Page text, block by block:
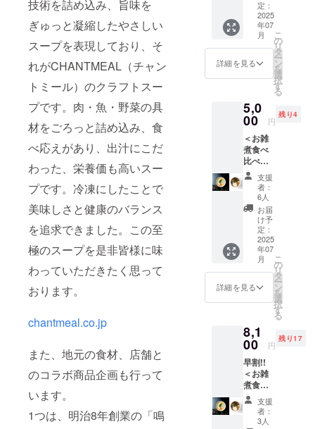
技術を詰め込み、旨味を
ぎゅっと凝縮したやさしい
スープを表現しており、そ
れがCHANTMEAL（チャン
トミール）のクラフトスー
プです。肉・魚・野菜の具
材をごろっと詰め込み、食
べ応えがあり、出汁にこだ
わった、栄養価も高いスー
プです。冷凍にしたことで
美味しさと健康のバランス
を追求できました。この至
極のスープを是非皆様に味
わっていただきたく思って
おります。
chantmeal.co.jp
また、地元の食材、店舗と
のコラボ商品企画も行って
います。
1つは、明治8年創業の「鳴
さい
チュー
＜クラ
フト
スープB
＞ ・10
種野菜
の和風
アクア
ア ・魚
介のブ
イヤ
ベース
・8種野
菜のラ
タトュ
イユ ＜
クラフ
トスー
プC＞
・10種
生姜の
彩り椀
カレー
煮込み
・鶏団
子とニ
ラのス
タミナ
なべ ・
山椒香
る牛と
ます。
（例：A
コース2
個、A
コー
ス・B
ラフト
スープA
＞ ・10
種野菜
と生姜
の彩り
椀 ・焼
鮭と白
菜のク
リーム
煮 ・ク
レーム
ドゥ
シャン
ピニオ
ン ・チ
キンフ
シ
チュー
＜クラ
フト
スープB
＞ ・10
種野菜
と生姜
の彩り
コース4
個×2）
のクラ
フト
スープ
のセッ
ト（A・
から2
コース
お選び
下さ
い。 備
考欄に
A・B・
Cのどれ
かを入
力願い
ます。
（例：A
コース2
個、A
コー
ス・B
コース
スープA
＞ ・10
種野菜
と生姜
の彩り
椀 ・焼
鮭と白
菜のク
リーム
定：
2025
年07
月
詳細を見る
こ
の
リ
タ
ー
ン
を
選
択
す
る
5,0
00 円
残り4
＜お雑
煮食べ
比べ
セット4
個（各2
個）＞
・お餅
屋さん
のお雑
煮 ・生
姜香る
白餅の
けんち
ん雑煮
※具材の
種類は
可能性
があり
ます。
※〈お餅
屋さん
のお雑
煮〉
〈生姜
香る白
支援
者：
6人
お届
け予
定：
2025
年07
月
詳細を見る
こ
の
リ
タ
ー
ン
を
選
択
す
る
8,1
00 円
残り17
早割!!
＜お雑
煮食べ
比べ
セット8
個（各4
支援
者：
3人